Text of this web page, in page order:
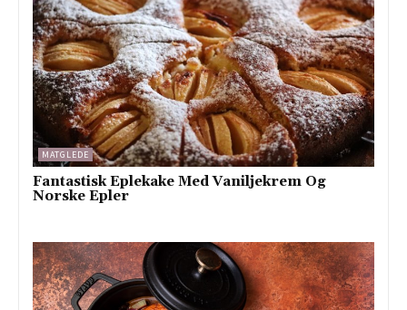
MATGLEDE
Fantastisk Eplekake Med Vaniljekrem Og
Norske Epler